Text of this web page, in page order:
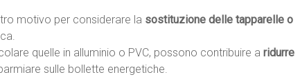
motivo per considerare la sostituzione delle tapparelle o
quelle in alluminio o PVC, possono contribuire a ridurre
sulle bollette energetiche.